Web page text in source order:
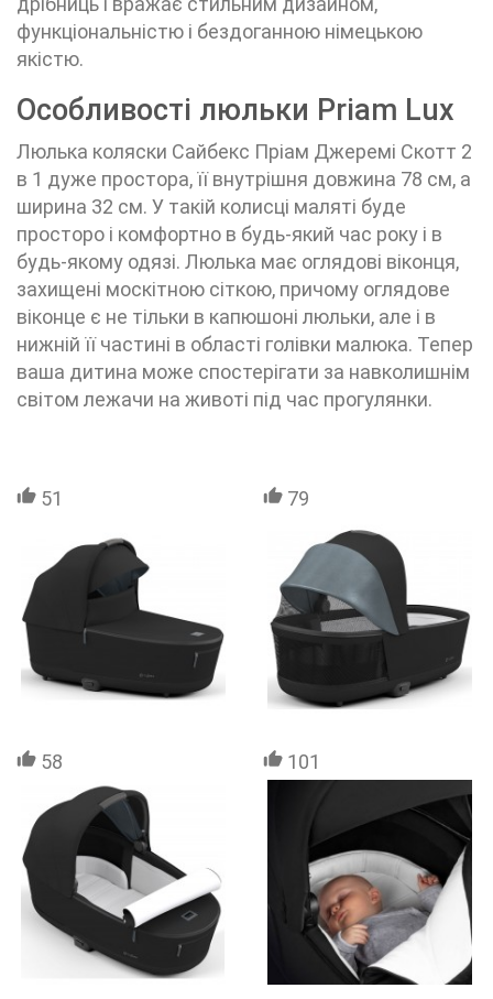
функціональністю і бездоганною німецькою
якістю.
Особливості люльки Priam Lux
Люлька коляски Сайбекс Пріам Джеремі Скотт 2
в 1 дуже простора, її внутрішня довжина 78 см, а
ширина 32 см. У такій колисці маляті буде
просторо і комфортно в будь-який час року і в
будь-якому одязі. Люлька має оглядові віконця,
захищені москітною сіткою, причому оглядове
віконце є не тільки в капюшоні люльки, але і в
нижній її частині в області голівки малюка. Тепер
ваша дитина може спостерігати за навколишнім
світом лежачи на животі під час прогулянки.
51 79
58 101